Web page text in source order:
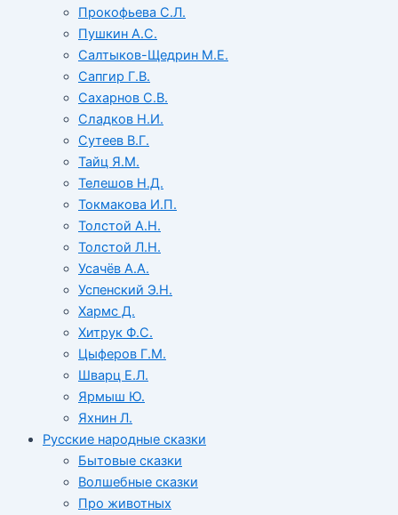
Прокофьева С.Л.
Пушкин А.С.
Салтыков-Щедрин М.Е.
Сапгир Г.В.
Сахарнов С.В.
Сладков Н.И.
Сутеев В.Г.
Тайц Я.М.
Телешов Н.Д.
Токмакова И.П.
Толстой А.Н.
Толстой Л.Н.
Усачёв А.А.
Успенский Э.Н.
Хармс Д.
Хитрук Ф.С.
Цыферов Г.М.
Шварц Е.Л.
Ярмыш Ю.
Яхнин Л.
Русские народные сказки
Бытовые сказки
Волшебные сказки
Про животных